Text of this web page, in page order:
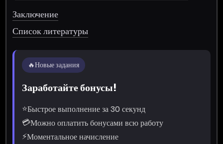
Заключение
Список литературы
🔥Новые задания
Заработайте бонусы!
⭐Быстрое выполнение за 30 секунд
💳Можно оплатить бонусами всю работу
⚡Моментальное начисление